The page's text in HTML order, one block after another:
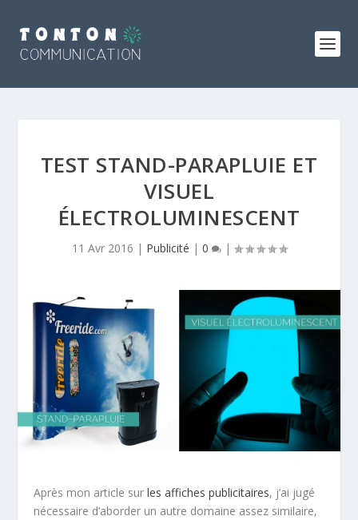
TEST STAND-PARAPLUIE ET
VISUEL
ÉLECTROLUMINESCENT
11 Avr 2016 | Publicité | 0 |
Après mon article surles affiches publicitaires, j’ai jugé
nécessaire d’aborder un autre domaine assez similaire,